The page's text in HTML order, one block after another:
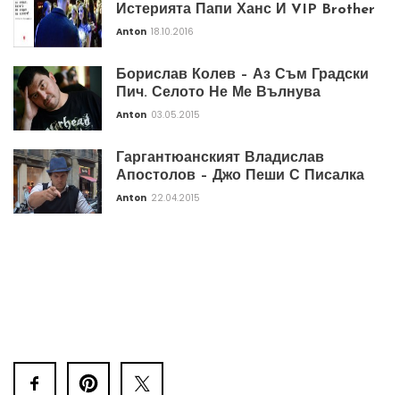
Истерията Папи Ханс И VIP Brother
Anton 18.10.2016
Борислав Колев – Аз Съм Градски
Пич. Селото Не Ме Вълнува
Anton 03.05.2015
Гаргантюанският Владислав
Апостолов – Джо Пеши С Писалка
Anton 22.04.2015